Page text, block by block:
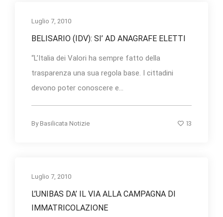
Luglio 7, 2010
BELISARIO (IDV): SI’ AD ANAGRAFE ELETTI
“L’Italia dei Valori ha sempre fatto della
trasparenza una sua regola base. I cittadini
devono poter conoscere e...
By Basilicata Notizie 13
Luglio 7, 2010
L’UNIBAS DA’ IL VIA ALLA CAMPAGNA DI
IMMATRICOLAZIONE